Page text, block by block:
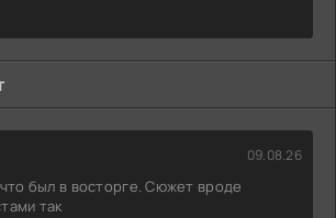
09.08.26
был в восторге. Сюжет вроде
так